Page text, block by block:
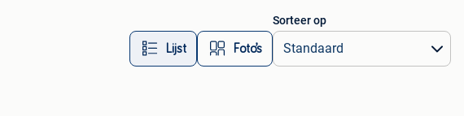
Lijst Foto’s
Sorteer op